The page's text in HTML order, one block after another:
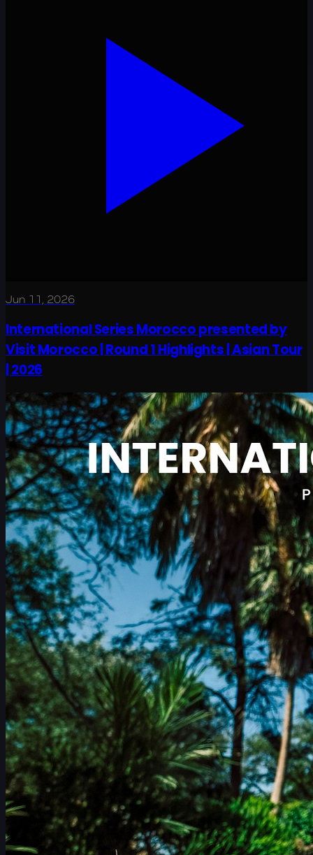
Jun 11, 2026
International Series Morocco presented by
Visit Morocco | Round 1 Highlights | Asian Tour
| 2026